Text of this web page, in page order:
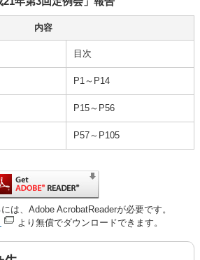
内容
目次
P1～P14
P15～P56
P57～P105
は、Adobe AcrobatReaderが必要です。
より無償でダウンロードできます。